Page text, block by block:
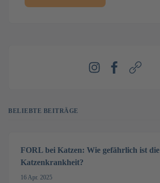
BELIEBTE BEITRÄGE
FORL bei Katzen: Wie gefährlich ist die
Katzenkrankheit?
16 Apr. 2025